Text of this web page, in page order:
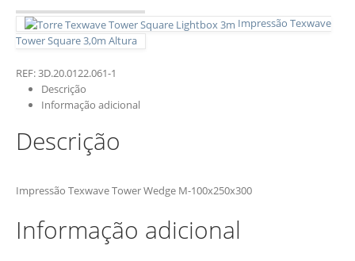
Impressão Texwave
Tower Square 3,0m Altura
REF:3D.20.0122.061-1
Descrição
Informação adicional
Descrição
Impressão Texwave Tower Wedge M-100x250x300
Informação adicional